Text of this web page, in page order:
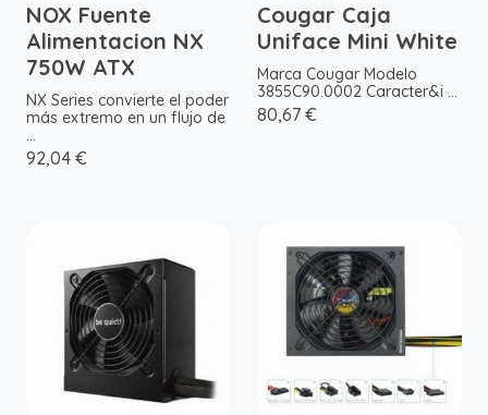
NOX Fuente
Alimentacion NX
750W ATX
NX Series convierte el poder
más extremo en un flujo de
...
92,04 €
Cougar Caja
Uniface Mini White
Marca Cougar Modelo
3855C90.0002 Caracter&i ...
80,67 €